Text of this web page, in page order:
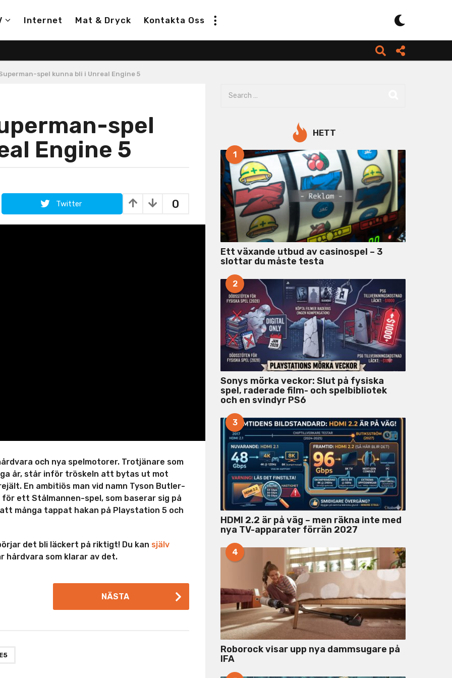
Internet Mat & Dryck Kontakta Oss
spel kunna bli i Unreal Engine 5
spel
Engine 5
0
Twitter
och nya spelmotorer. Trotjänare som
år, står inför tröskeln att bytas ut mot
En ambitiös man vid namn Tyson Butler-
ett Stålmannen-spel, som baserar sig på
många tappat hakan på Playstation 5 och
det bli läckert på riktigt! Du kan själv
hårdvara som klarar av det.
NÄSTA
o
r
:
HETT
1
Ett växande utbud av casinospel – 3
slottar du måste testa
2
Sonys mörka veckor: Slut på fysiska
spel, raderade film- och spelbibliotek
och en svindyr PS6
3
HDMI 2.2 är på väg – men räkna inte med
nya TV-apparater förrän 2027
4
Roborock visar upp nya dammsugare på
IFA